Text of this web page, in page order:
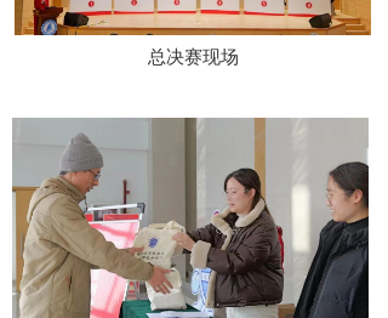
总决赛现场